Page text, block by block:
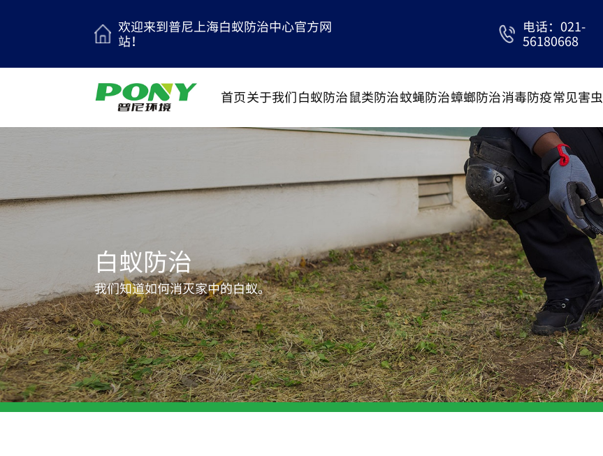
欢迎来到普尼上海白蚁防治中心官方网
站！
电话：021-
56180668
首页关于我们白蚁防治鼠类防治蚊蝇防治蟑螂防治消毒防疫常见害虫
白蚁防治
我们知道如何消灭家中的白蚁。